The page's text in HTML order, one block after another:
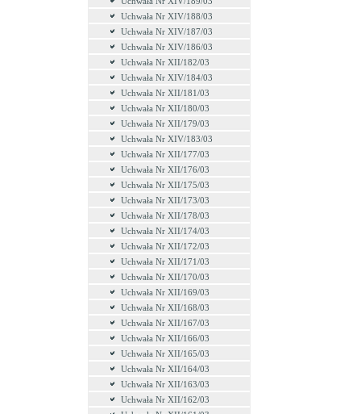
Uchwała Nr XIV/188/03
Uchwała Nr XIV/187/03
Uchwała Nr XIV/186/03
Uchwała Nr XII/182/03
Uchwała Nr XIV/184/03
Uchwała Nr XII/181/03
Uchwała Nr XII/180/03
Uchwała Nr XII/179/03
Uchwała Nr XIV/183/03
Uchwała Nr XII/177/03
Uchwała Nr XII/176/03
Uchwała Nr XII/175/03
Uchwała Nr XII/173/03
Uchwała Nr XII/178/03
Uchwała Nr XII/174/03
Uchwała Nr XII/172/03
Uchwała Nr XII/171/03
Uchwała Nr XII/170/03
Uchwała Nr XII/169/03
Uchwała Nr XII/168/03
Uchwała Nr XII/167/03
Uchwała Nr XII/166/03
Uchwała Nr XII/165/03
Uchwała Nr XII/164/03
Uchwała Nr XII/163/03
Uchwała Nr XII/162/03